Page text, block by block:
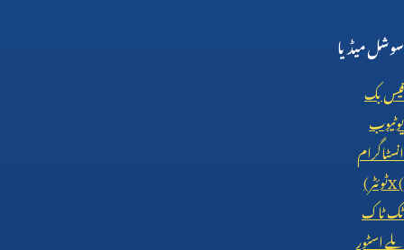
سوشل میڈیا
فیس بک
یوٹیوب
انسٹاگرام
X (ٹوئٹر)
ٹک ٹاک
پلے اسٹور